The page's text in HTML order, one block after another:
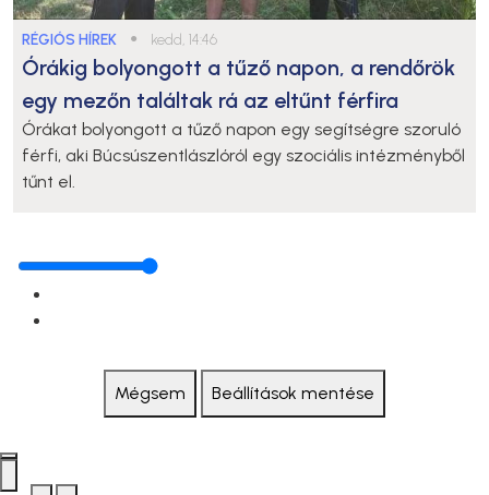
RÉGIÓS HÍREK ● kedd, 14:46
Órákig bolyongott a tűző napon, a rendőrök
egy mezőn találtak rá az eltűnt férfira
Órákat bolyongott a tűző napon egy segítségre szoruló
férfi, aki Búcsúszentlászlóról egy szociális intézményből
tűnt el.
Mégsem Beállítások mentése